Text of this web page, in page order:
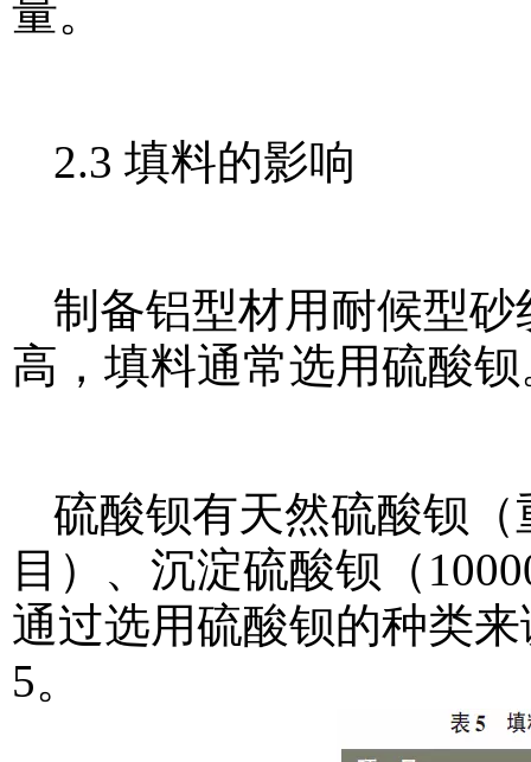
量。
2.3 填料的影响
制备铝型材用耐候型
高，填料通常选用硫酸钡
硫酸钡有天然硫酸钡（
目）、沉淀硫酸钡（
通过选用硫酸钡的种类
5。